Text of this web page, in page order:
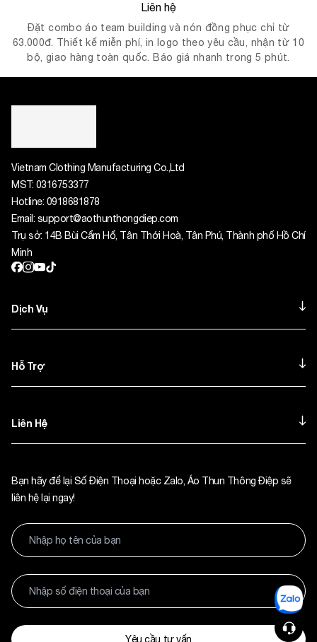
Liên hệ
Đặt combo áo team building và nón đồng phục chỉ từ
63.000đ. Thiết kế miễn phí, in logo theo yêu cầu, nhận từ 10
bộ, giao hàng toàn quốc. Báo giá nhanh trong 5 phút.
Vietnam Clothing Manufacturing Co.,Ltd
MST: 0316753377
Hotline: 0918681878
Email: support@aothunthongdiep.com
Trụ sở: 14B Bùi Cẩm Hổ, Tân Thới Hoà, Tân Phú, Thành phố Hồ Chí
Minh
Dịch Vụ
Hỗ Trợ
Liên Hệ
Bạn hãy để lại Số Điện Thoại hoặc Zalo, Áo Thun Thông Điệp sẽ
liên hệ lại ngay!
Yêu cầu tư vấn